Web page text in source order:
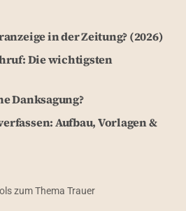
in der Zeitung? (2026)
Die wichtigsten
Danksagung?
Aufbau, Vorlagen &
zum Thema Trauer